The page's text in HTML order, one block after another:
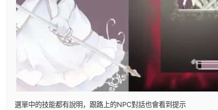
選單中的技能都有說明，跟路上的NPC對話也會看到提示